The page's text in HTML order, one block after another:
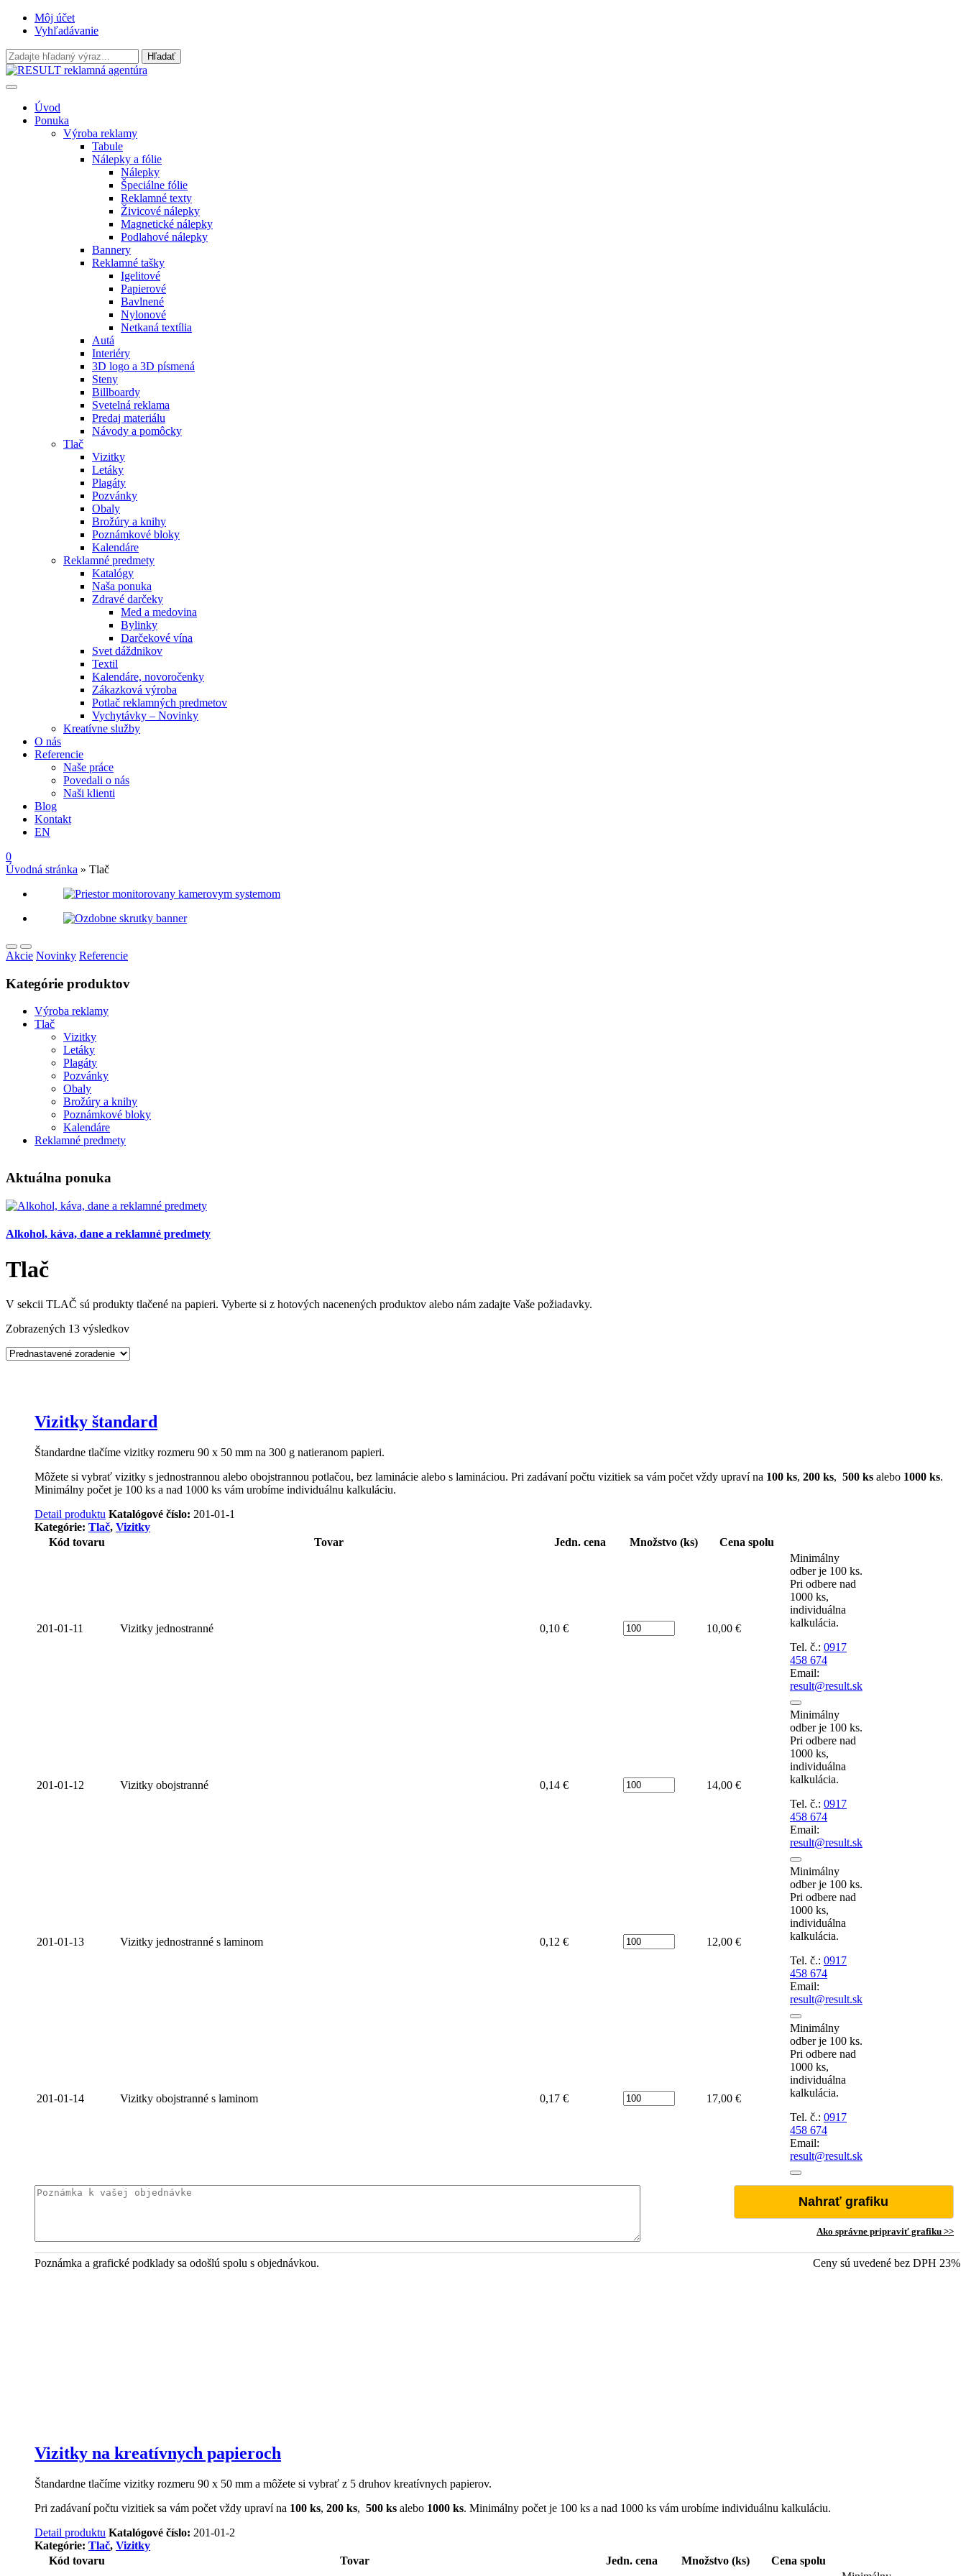
Môj účet
Vyhľadávanie
Úvod
Ponuka
Výroba reklamy
Tabule
Nálepky a fólie
Nálepky
Špeciálne fólie
Reklamné texty
Živicové nálepky
Magnetické nálepky
Podlahové nálepky
Bannery
Reklamné tašky
Igelitové
Papierové
Bavlnené
Nylonové
Netkaná textília
Autá
Interiéry
3D logo a 3D písmená
Steny
Billboardy
Svetelná reklama
Predaj materiálu
Návody a pomôcky
Tlač
Vizitky
Letáky
Plagáty
Pozvánky
Obaly
Brožúry a knihy
Poznámkové bloky
Kalendáre
Reklamné predmety
Katalógy
Naša ponuka
Zdravé darčeky
Med a medovina
Bylinky
Darčekové vína
Svet dáždnikov
Textil
Kalendáre, novoročenky
Zákazková výroba
Potlač reklamných predmetov
Vychytávky – Novinky
Kreatívne služby
O nás
Referencie
Naše práce
Povedali o nás
Naši klienti
Blog
Kontakt
EN
0
Úvodná stránka » Tlač
Akcie Novinky Referencie
Kategórie produktov
Výroba reklamy
Tlač
Vizitky
Letáky
Plagáty
Pozvánky
Obaly
Brožúry a knihy
Poznámkové bloky
Kalendáre
Reklamné predmety
Aktuálna ponuka
Alkohol, káva, dane a reklamné predmety
Tlač
V sekcii TLAČ sú produkty tlačené na papieri. Vyberte si z hotových nacenených produktov alebo nám zadajte Vaše požiadavky.
Zobrazených 13 výsledkov
Vizitky štandard
Štandardne tlačíme vizitky rozmeru 90 x 50 mm na 300 g natieranom papieri.
Môžete si vybrať vizitky s jednostrannou alebo obojstrannou potlačou, bez laminácie alebo s lamináciou. Pri zadávaní počtu vizitiek sa vám počet vždy upraví na 100 ks, 200 ks, 500 ks alebo 1000 ks.
Minimálny počet je 100 ks a nad 1000 ks vám urobíme individuálnu kalkuláciu.
Detail produktu Katalógové číslo: 201-01-1
Kategórie: Tlač, Vizitky
Kód tovaru
Tovar Jedn. cena Množstvo (ks) Cena spolu
201-01-11 Vizitky jednostranné 0,10 € Počet 10,00 €
Minimálny
odber je 100 ks.
Pri odbere nad
1000 ks,
individuálna
kalkulácia.
Tel. č.: 0917
458 674
Email:
result@result.sk
201-01-12 Vizitky obojstranné 0,14 € Počet 14,00 €
Minimálny
odber je 100 ks.
Pri odbere nad
1000 ks,
individuálna
kalkulácia.
Tel. č.: 0917
458 674
Email:
result@result.sk
201-01-13 Vizitky jednostranné s laminom 0,12 € Počet 12,00 €
Minimálny
odber je 100 ks.
Pri odbere nad
1000 ks,
individuálna
kalkulácia.
Tel. č.: 0917
458 674
Email:
result@result.sk
201-01-14 Vizitky obojstranné s laminom 0,17 € Počet 17,00 €
Minimálny
odber je 100 ks.
Pri odbere nad
1000 ks,
individuálna
kalkulácia.
Tel. č.: 0917
458 674
Email:
result@result.sk
Nahrať grafiku
Ako správne pripraviť grafiku >>
Poznámka a grafické podklady sa odošlú spolu s objednávkou. Ceny sú uvedené bez DPH 23%
Vizitky na kreatívnych papieroch
Štandardne tlačíme vizitky rozmeru 90 x 50 mm a môžete si vybrať z 5 druhov kreatívnych papierov.
Pri zadávaní počtu vizitiek sa vám počet vždy upraví na 100 ks, 200 ks, 500 ks alebo 1000 ks. Minimálny počet je 100 ks a nad 1000 ks vám urobíme individuálnu kalkuláciu.
Detail produktu Katalógové číslo: 201-01-2
Kategórie: Tlač, Vizitky
Kód tovaru
Tovar Jedn. cena Množstvo (ks)
Cena spolu